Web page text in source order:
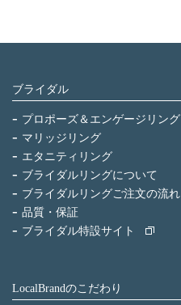
ブライダル
プロポーズ＆エンゲージリング
マリッジリング
エタニティリング
ブライダルリングについて
ブライダルリングご注文の流れ
品質・保証
ブライダル特設サイト
LocalBrandのこだわり